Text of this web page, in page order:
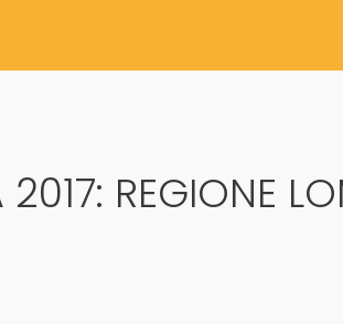
REGIONE